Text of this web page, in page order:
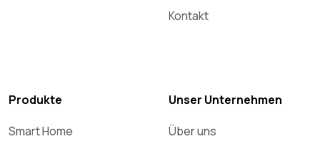
Kontakt
Produkte
Smart Home
Unser Unternehmen
Über uns